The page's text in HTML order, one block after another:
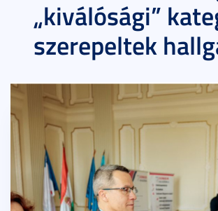
„kiválósági”
szerepeltek